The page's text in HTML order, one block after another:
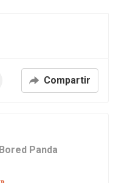
Compartir
Panda